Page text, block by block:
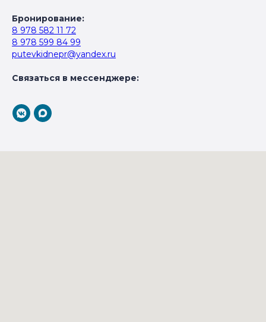
Бронирование:
8 978 582 11 72
8 978 599 84 99
putevkidnepr@yandex.ru
Связаться в мессенджере: